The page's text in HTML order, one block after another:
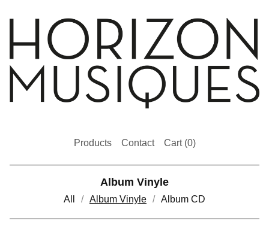
Products Contact Cart (0)
Album Vinyle
All Album Vinyle Album CD